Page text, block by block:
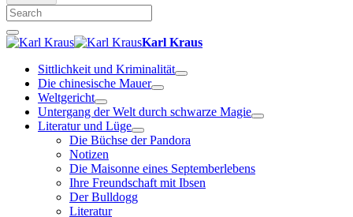
Karl Kraus
Sittlichkeit und Kriminalität
Die chinesische Mauer
Weltgericht
Untergang der Welt durch schwarze Magie
Literatur und Lüge
Die Büchse der Pandora
Notizen
Die Maisonne eines Septemberlebens
Ihre Freundschaft mit Ibsen
Der Bulldogg
Literatur